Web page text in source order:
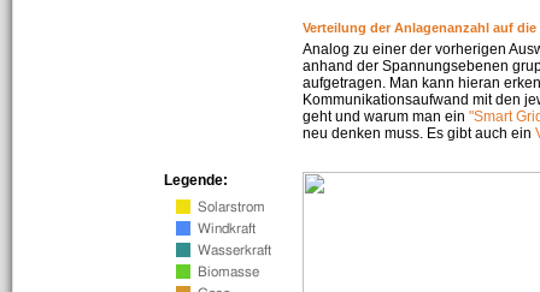
Verteilung der Anlagenanzahl auf die
Analog zu einer der vorherigen
anhand der Spannungsebenen
aufgetragen. Man kann hieran
Kommunikationsaufwand mit den
geht und warum man ein "Smart
neu denken muss. Es gibt auch ein
Legende: